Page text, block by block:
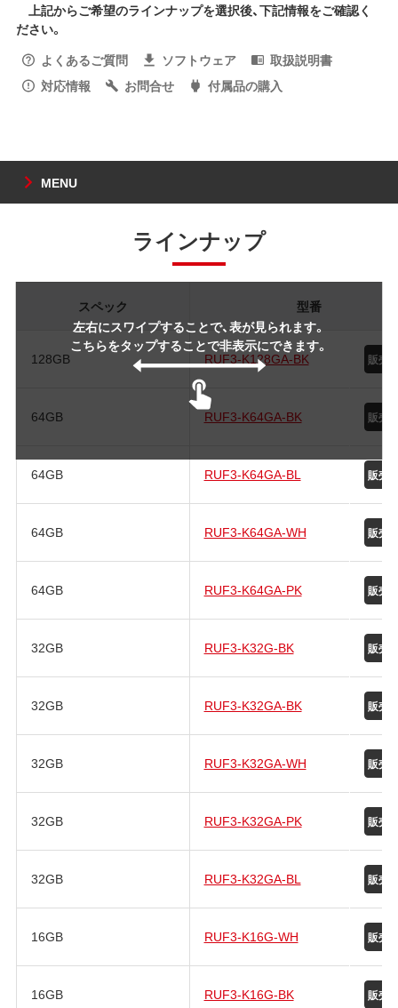
上記からご希望のラインナップを選択後、下記情報をご確認く
ださい。
よくあるご質問
ソフトウェア
取扱説明書
対応情報
お問合せ 付属品の購入
MENU
ラインナップ
左右にスワイプすることで、表が見られます。
こちらをタップすることで非表示にできます。
スペック 型番
128GB RUF3-K128GA-BK
64GB RUF3-K64GA-BK
64GB RUF3-K64GA-BL
64GB RUF3-K64GA-WH
64GB RUF3-K64GA-PK
32GB RUF3-K32G-BK
32GB RUF3-K32GA-BK
32GB RUF3-K32GA-WH
32GB RUF3-K32GA-PK
32GB RUF3-K32GA-BL
16GB RUF3-K16G-WH
16GB RUF3-K16G-BK